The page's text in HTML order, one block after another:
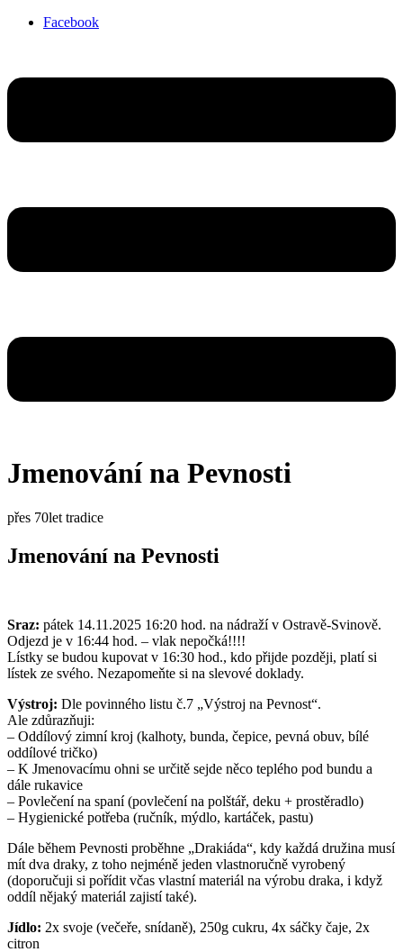
Facebook
Jmenování na Pevnosti
přes 70let tradice
Jmenování na Pevnosti
Sraz: pátek 14.11.2025 16:20 hod. na nádraží v Ostravě-Svinově.
Odjezd je v 16:44 hod. – vlak nepočká!!!!
Lístky se budou kupovat v 16:30 hod., kdo přijde později, platí si
lístek ze svého. Nezapomeňte si na slevové doklady.
Výstroj: Dle povinného listu č.7 „Výstroj na Pevnost“.
Ale zdůrazňuji:
– Oddílový zimní kroj (kalhoty, bunda, čepice, pevná obuv, bílé
oddílové tričko)
– K Jmenovacímu ohni se určitě sejde něco teplého pod bundu a
dále rukavice
– Povlečení na spaní (povlečení na polštář, deku + prostěradlo)
– Hygienické potřeba (ručník, mýdlo, kartáček, pastu)
Dále během Pevnosti proběhne „Drakiáda“, kdy každá družina musí
mít dva draky, z toho nejméně jeden vlastnoručně vyrobený
(doporučuji si pořídit včas vlastní materiál na výrobu draka, i když
oddíl nějaký materiál zajistí také).
Jídlo: 2x svoje (večeře, snídaně), 250g cukru, 4x sáčky čaje, 2x
citron